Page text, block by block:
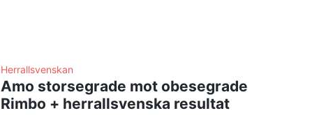
Herrallsvenskan
Amo storsegrade mot obesegrade
Rimbo + herrallsvenska resultat